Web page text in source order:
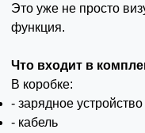
Это уже не просто
функция.
Что входит в
В коробке:
- зарядное устройство
- кабель